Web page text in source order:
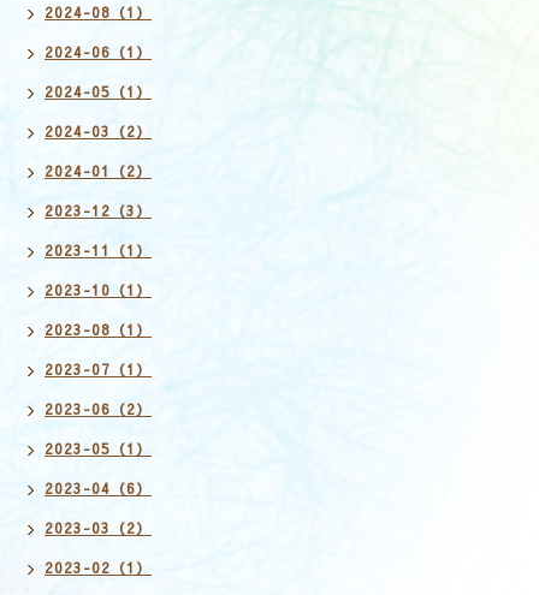
2024-08（1）
2024-06（1）
2024-05（1）
2024-03（2）
2024-01（2）
2023-12（3）
2023-11（1）
2023-10（1）
2023-08（1）
2023-07（1）
2023-06（2）
2023-05（1）
2023-04（6）
2023-03（2）
2023-02（1）